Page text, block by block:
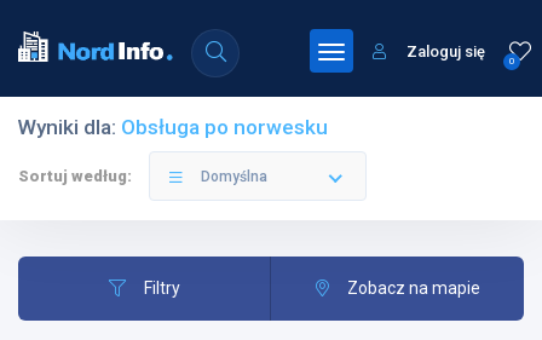
0
Zaloguj się
Wyniki dla: Obsługa po norwesku
Sortuj według: Domyślna
Filtry Zobacz na mapie